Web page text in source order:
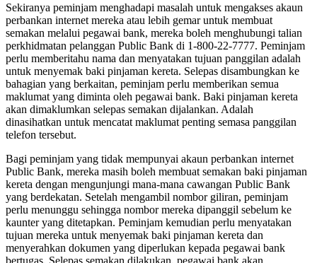
Sekiranya peminjam menghadapi masalah untuk mengakses akaun
perbankan internet mereka atau lebih gemar untuk membuat
semakan melalui pegawai bank, mereka boleh menghubungi talian
perkhidmatan pelanggan Public Bank di 1-800-22-7777. Peminjam
perlu memberitahu nama dan menyatakan tujuan panggilan adalah
untuk menyemak baki pinjaman kereta. Selepas disambungkan ke
bahagian yang berkaitan, peminjam perlu memberikan semua
maklumat yang diminta oleh pegawai bank. Baki pinjaman kereta
akan dimaklumkan selepas semakan dijalankan. Adalah
dinasihatkan untuk mencatat maklumat penting semasa panggilan
telefon tersebut.
Bagi peminjam yang tidak mempunyai akaun perbankan internet
Public Bank, mereka masih boleh membuat semakan baki pinjaman
kereta dengan mengunjungi mana-mana cawangan Public Bank
yang berdekatan. Setelah mengambil nombor giliran, peminjam
perlu menunggu sehingga nombor mereka dipanggil sebelum ke
kaunter yang ditetapkan. Peminjam kemudian perlu menyatakan
tujuan mereka untuk menyemak baki pinjaman kereta dan
menyerahkan dokumen yang diperlukan kepada pegawai bank
bertugas. Selepas semakan dilakukan, pegawai bank akan